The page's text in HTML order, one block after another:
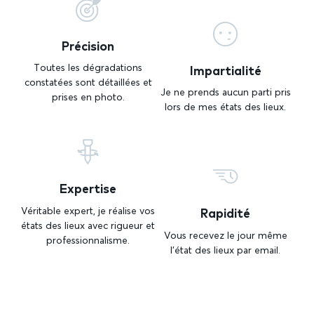
Précision
Toutes les dégradations
constatées sont détaillées et
prises en photo.
Impartialité
Je ne prends aucun parti pris
lors de mes états des lieux.
Expertise
Véritable expert, je réalise vos
états des lieux avec rigueur et
professionnalisme.
Rapidité
Vous recevez le jour même
l’état des lieux par email.